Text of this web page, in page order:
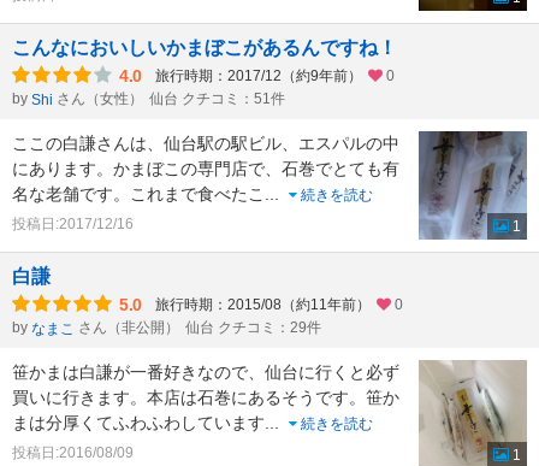
こんなにおいしいかまぼこがあるんですね！
4.0 旅行時期：2017/12（約9年前）
0
by Shi さん（女性） 仙台 クチコミ：51件
ここの白謙さんは、仙台駅の駅ビル、エスパルの中
にあります。かまぼこの専門店で、石巻でとても有
名な老舗です。これまで食べたこ ...
続きを読む
投稿日:2017/12/16
1
白謙
5.0 旅行時期：2015/08（約11年前）
0
by なまこ さん（非公開） 仙台 クチコミ：29件
笹かまは白謙が一番好きなので、仙台に行くと必ず
買いに行きます。本店は石巻にあるそうです。笹か
まは分厚くてふわふわしています...
続きを読む
投稿日:2016/08/09
1